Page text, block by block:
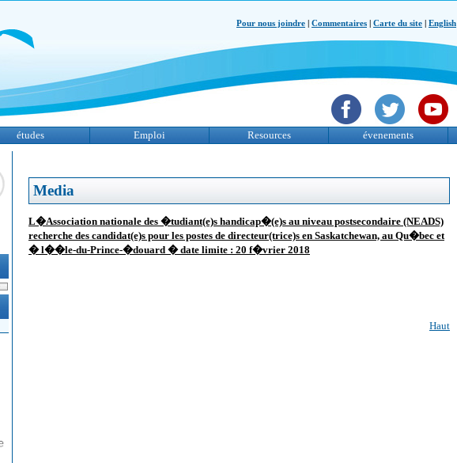
Pour nous joindre Commentaires Carte du site English
études Emploi Resources évenements
Media
L�Association nationale des �tudiant(e)s handicap�(e)s au niveau postsecondaire (NEADS)
recherche des candidat(e)s pour les postes de directeur(trice)s en Saskatchewan, au Qu�bec et
� l��le-du-Prince-�douard � date limite : 20 f�vrier 2018
Haut